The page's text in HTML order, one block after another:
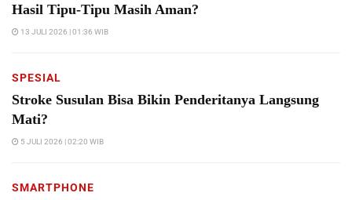
Hasil Tipu-Tipu Masih Aman?
13 JULI 2026 | 01:36 WIB
SPESIAL
Stroke Susulan Bisa Bikin Penderitanya Langsung
Mati?
5 JULI 2026 | 02:20 WIB
SMARTPHONE